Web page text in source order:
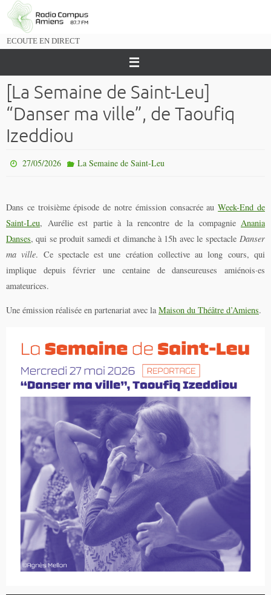
Passer
vers
ECOUTE EN DIRECT
[La Semaine de Saint-Leu]
“Danser ma ville”, de Taoufiq
Izeddiou
27/05/2026 La Semaine de Saint-Leu
Dans ce troisième épisode de notre émission consacrée auWeek-End de
Saint-Leu, Aurélie est partie à la rencontre de la compagnie Anania
Danses, qui se produit samedi et dimanche à 15h avec le spectacle Danser
ma ville. Ce spectacle est une création collective au long cours, qui
implique depuis février une centaine de danseureuses amiénois·es
amateurices.
Une émission réalisée en partenariat avec laMaison du Théâtre d’Amiens.